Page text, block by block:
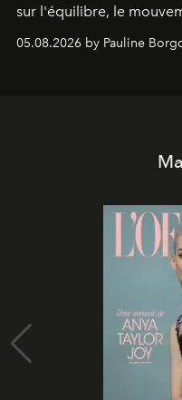
sur l'équilibre, le
05.08.2026 by Pauline